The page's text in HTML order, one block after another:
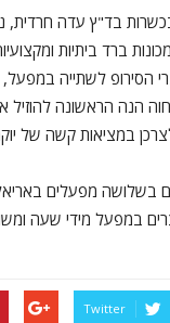
למכונות ברד ביתיות
הנה הראשונה להוזיל
במציאות קשה של
מעסיקה 235 עובדים בשלושה
Twitter